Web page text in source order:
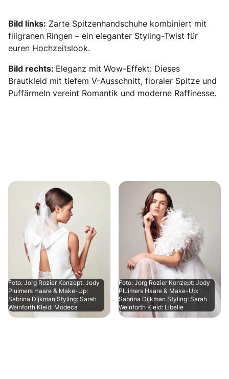
Bild links: Zarte Spitzenhandschuhe kombiniert mit
filigranen Ringen – ein eleganter Styling-Twist für
euren Hochzeitslook.
Bild rechts: Eleganz mit Wow-Effekt: Dieses
Brautkleid mit tiefem V-Ausschnitt, floraler Spitze und
Puffärmeln vereint Romantik und moderne Raffinesse.
Foto: Jorg Rozier Konzept: Jody
Pluimers Haare & Make-Up:
Sabrina Dijkman Styling: Sarah
Weinforth Kleid: Modeca
Foto: Jorg Rozier Konzept: Jody
Pluimers Haare & Make-Up:
Sabrina Dijkman Styling: Sarah
Weinforth Kleid: Libelle